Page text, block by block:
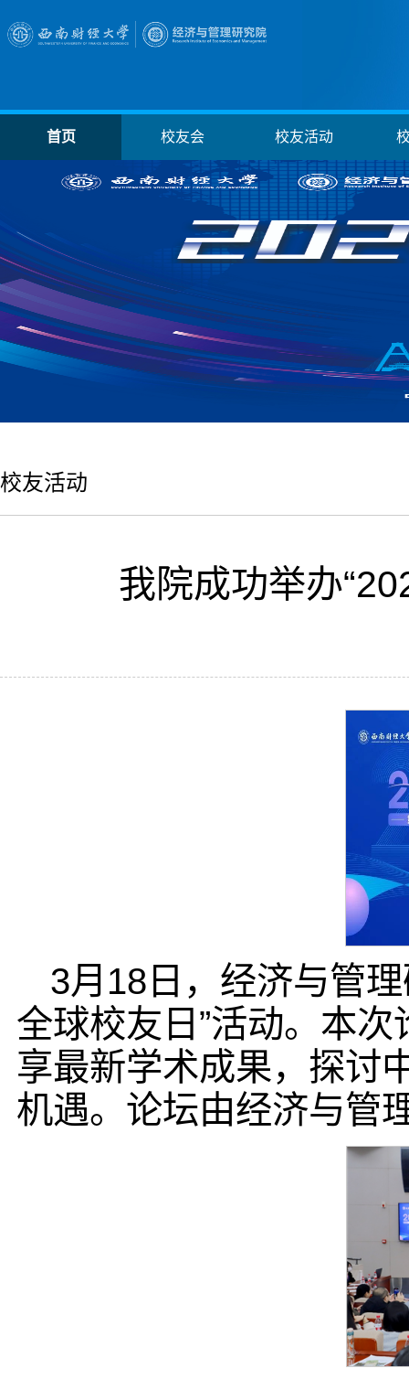
首页 校友会 校友活动
校友活动
我院成功举办
3月18日，经济与管
全球校友日”活动。本
享最新学术成果，探讨
机遇。论坛由经济与管